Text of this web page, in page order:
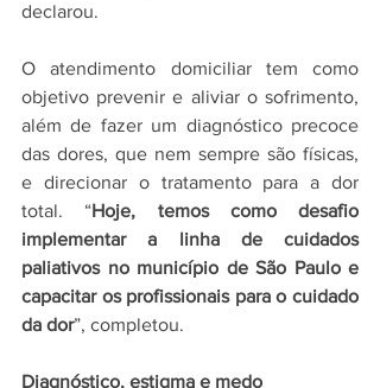
declarou.
O atendimento domiciliar tem como
objetivo prevenir e aliviar o sofrimento,
além de fazer um diagnóstico precoce
das dores, que nem sempre são físicas,
e direcionar o tratamento para a dor
total. “Hoje, temos como desafio
implementar a linha de cuidados
paliativos no município de São Paulo e
capacitar os profissionais para o cuidado
da dor”, completou.
Diagnóstico, estigma e medo